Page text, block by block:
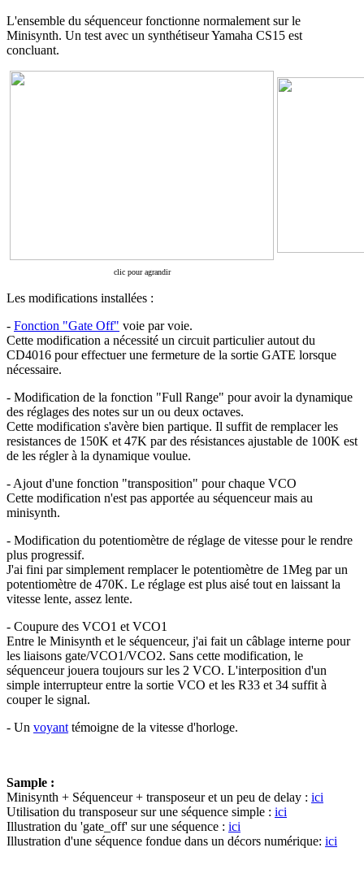
L'ensemble du séquenceur fonctionne normalement sur le
Minisynth. Un test avec un synthétiseur Yamaha CS15 est
concluant.
clic pour agrandir
Les modifications installées :
- Fonction "Gate Off" voie par voie.
Cette modification a nécessité un circuit particulier autout du
CD4016 pour effectuer une fermeture de la sortie GATE lorsque
nécessaire.
- Modification de la fonction "Full Range" pour avoir la dynamique
des réglages des notes sur un ou deux octaves.
Cette modification s'avère bien partique. Il suffit de remplacer les
resistances de 150K et 47K par des résistances ajustable de 100K est
de les régler à la dynamique voulue.
- Ajout d'une fonction "transposition" pour chaque VCO
Cette modification n'est pas apportée au séquenceur mais au
minisynth.
- Modification du potentiomètre de réglage de vitesse pour le rendre
plus progressif.
J'ai fini par simplement remplacer le potentiomètre de 1Meg par un
potentiomètre de 470K. Le réglage est plus aisé tout en laissant la
vitesse lente, assez lente.
- Coupure des VCO1 et VCO1
Entre le Minisynth et le séquenceur, j'ai fait un câblage interne pour
les liaisons gate/VCO1/VCO2. Sans cette modification, le
séquenceur jouera toujours sur les 2 VCO. L'interposition d'un
simple interrupteur entre la sortie VCO et les R33 et 34 suffit à
couper le signal.
- Un voyant témoigne de la vitesse d'horloge.
Sample :
Minisynth + Séquenceur + transposeur et un peu de delay : ici
Utilisation du transposeur sur une séquence simple : ici
Illustration du 'gate_off' sur une séquence : ici
Illustration d'une séquence fondue dans un décors numérique: ici